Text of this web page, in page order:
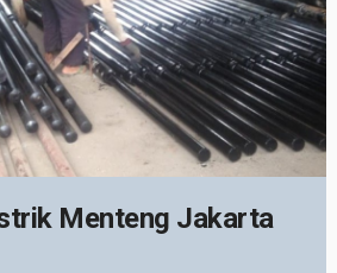
Menteng Jakarta